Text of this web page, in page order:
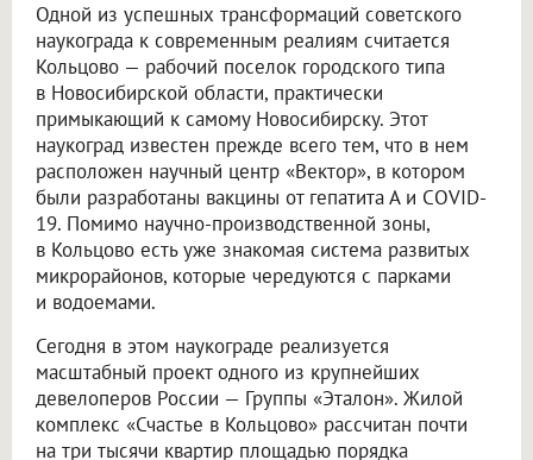
Одной из успешных трансформаций советского
наукограда к современным реалиям считается
Кольцово — рабочий поселок городского типа
в Новосибирской области, практически
примыкающий к самому Новосибирску. Этот
наукоград известен прежде всего тем, что в нем
расположен научный центр «Вектор», в котором
были разработаны вакцины от гепатита А и COVID-
19. Помимо научно-производственной зоны,
в Кольцово есть уже знакомая система развитых
микрорайонов, которые чередуются с парками
и водоемами.
Сегодня в этом наукограде реализуется
масштабный проект одного из крупнейших
девелоперов России — Группы «Эталон». Жилой
комплекс «Счастье в Кольцово» рассчитан почти
на три тысячи квартир площадью порядка